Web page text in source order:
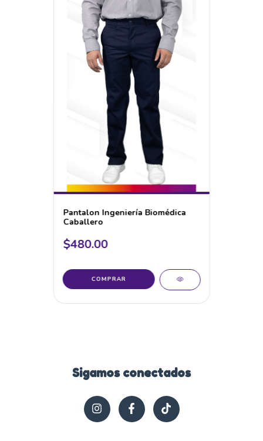
Pantalon Ingeniería Biomédica
Caballero
$480.00
COMPRAR
Sigamos conectados